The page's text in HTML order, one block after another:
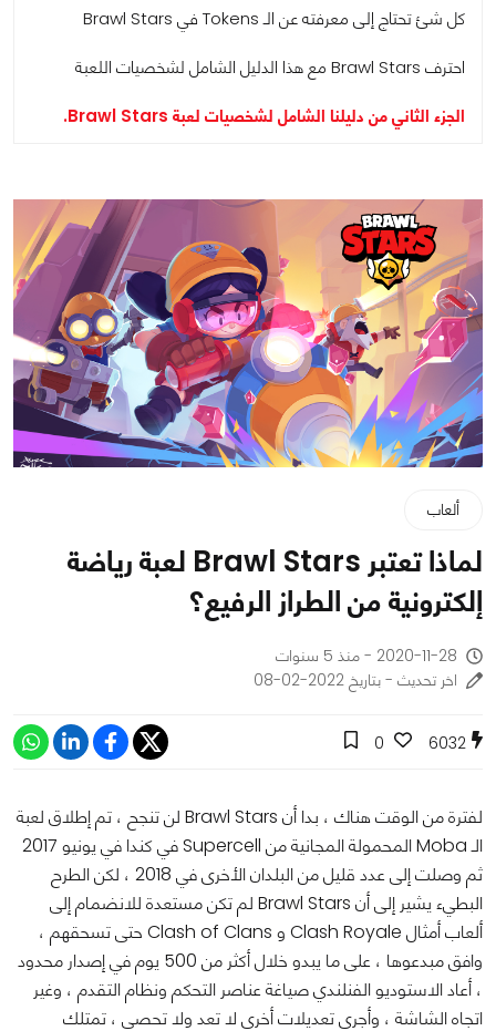
كل شئ تحتاج إلى معرفته عن الـ Tokens في Brawl Stars
احترف Brawl Stars مع هذا الدليل الشامل لشخصيات اللعبة
الجزء الثاني من دليلنا الشامل لشخصيات لعبة Brawl Stars.
ألعاب
لماذا تعتبر Brawl Stars لعبة رياضة
إلكترونية من الطراز الرفيع؟
2020-11-28 - منذ 5 سنوات
اخر تحديث - بتاريخ 2022-02-08
6032
0
لفترة من الوقت هناك ، بدا أن Brawl Stars لن تنجح ، تم إطلاق لعبة
الـ Moba المحمولة المجانية من Supercell في كندا في يونيو 2017
ثم وصلت إلى عدد قليل من البلدان الأخرى في 2018 ، لكن الطرح
البطيء يشير إلى أن Brawl Stars لم تكن مستعدة للانضمام إلى
ألعاب أمثال Clash Royale و Clash of Clans حتى تسحقهم ،
وافق مبدعوها ، على ما يبدو خلال أكثر من 500 يوم في إصدار محدود
، أعاد الاستوديو الفنلندي صياغة عناصر التحكم ونظام التقدم ، وغير
اتجاه الشاشة ، وأجرى تعديلات أخرى لا تعد ولا تحصى ، تمتلك